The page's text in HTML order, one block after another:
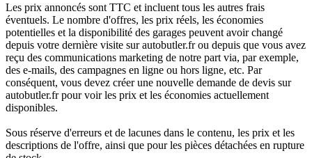
Les prix annoncés sont TTC et incluent tous les autres frais
éventuels. Le nombre d'offres, les prix réels, les économies
potentielles et la disponibilité des garages peuvent avoir changé
depuis votre dernière visite sur autobutler.fr ou depuis que vous avez
reçu des communications marketing de notre part via, par exemple,
des e-mails, des campagnes en ligne ou hors ligne, etc. Par
conséquent, vous devez créer une nouvelle demande de devis sur
autobutler.fr pour voir les prix et les économies actuellement
disponibles.
Sous réserve d'erreurs et de lacunes dans le contenu, les prix et les
descriptions de l'offre, ainsi que pour les pièces détachées en rupture